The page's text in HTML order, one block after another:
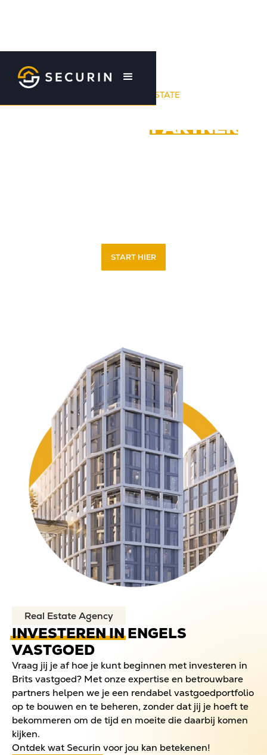
YOUR UK REAL ESTATE
INVESTMENTPARTNER
START HIER
Real Estate Agency
INVESTEREN INENGELS
VASTGOED
Vraag jij je af hoe je kunt beginnen met investeren in
Brits vastgoed? Met onze expertise en betrouwbare
partners helpen we je een rendabel vastgoedportfolio
op te bouwen en te beheren, zonder dat jij je hoeft te
bekommeren om de tijd en moeite die daarbij komen
kijken.
Ontdek wat Securin voor jou kan betekenen!